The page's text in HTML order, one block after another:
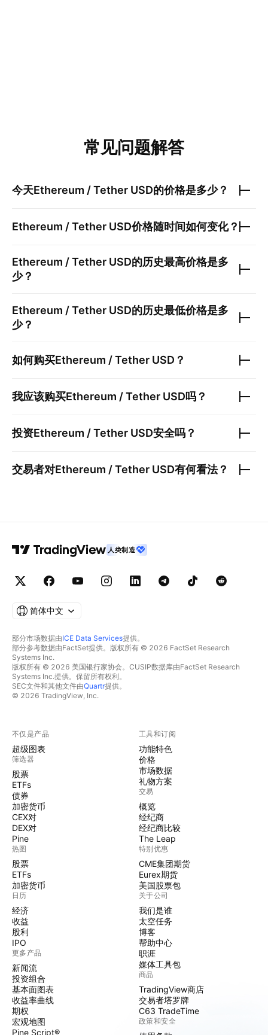
常见问题解答
今天Ethereum / Tether USD的价格是多少？
Ethereum / Tether USD价格随时间如何变化？
Ethereum / Tether USD的历史最高价格是多
少？
Ethereum / Tether USD的历史最低价格是多
少？
如何购买Ethereum / Tether USD ？
我应该购买Ethereum / Tether USD吗？
投资Ethereum / Tether USD安全吗？
交易者对Ethereum / Tether USD有何看法？
人类制造
简体中文
部分市场数据由ICE Data Services提供。
部分参考数据由FactSet提供。版权所有 © 2026 FactSet Research
Systems Inc.
版权所有 © 2026 美国银行家协会。CUSIP数据库由FactSet Research
Systems Inc.提供。保留所有权利。
SEC文件和其他文件由Quartr提供。
© 2026 TradingView, Inc.
不仅是产品
超级图表
筛选器
股票
ETFs
债券
加密货币
CEX对
DEX对
Pine
热图
股票
ETFs
加密货币
日历
经济
收益
股利
IPO
更多产品
新闻流
投资组合
基本面图表
收益率曲线
期权
宏观地图
Pine Script®
工具和订阅
功能特色
价格
市场数据
礼物方案
交易
概览
经纪商
经纪商比较
The Leap
特别优惠
CME集团期货
Eurex期货
美国股票包
关于公司
我们是谁
太空任务
博客
帮助中心
职涯
媒体工具包
商品
TradingView商店
交易者塔罗牌
C63 TradeTime
政策和安全